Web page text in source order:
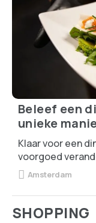
Beleef een
unieke
Klaar voor een
voorgoed
Amsterdam
SHOPPING